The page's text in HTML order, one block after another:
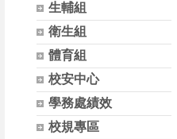
生輔組
衛生組
體育組
校安中心
學務處績效
校規專區